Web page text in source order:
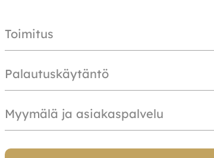
Toimitus
Palautuskäytäntö
Myymälä ja asiakaspalvelu